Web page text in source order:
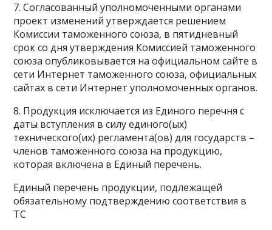
7. Согласованный уполномоченными органами
проект изменений утверждается решением
Комиссии таможенного союза, в пятидневный
срок со дня утверждения Комиссией таможенного
союза опубликовывается на официальном сайте в
сети Интернет таможенного союза, официальных
сайтах в сети Интернет уполномоченных органов.
8. Продукция исключается из Единого перечня с
даты вступления в силу единого(ых)
технического(их) регламента(ов) для государств –
членов таможенного союза на продукцию,
которая включена в Единый перечень.
Единый перечень продукции, подлежащей
обязательному подтверждению соответствия в
ТС